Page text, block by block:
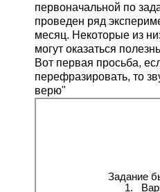
первоначальной по
проведен ряд
месяц. Некоторые из
могут оказаться
Вот первая просьба,
перефразировать, то
верю"